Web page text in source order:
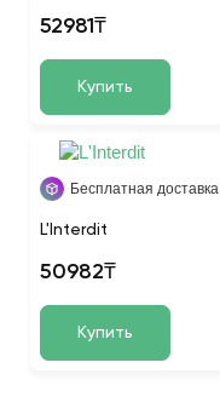
52981₸
Купить
Бесплатная доставка
L'Interdit
50982₸
Купить